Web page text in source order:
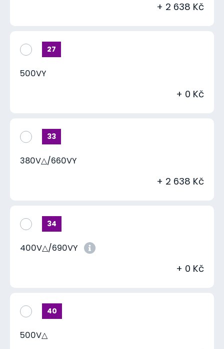
+ 2 638 Kč
27
500VY
+ 0 Kč
33
380V△/660VY
+ 2 638 Kč
34
400V△/690VY
+ 0 Kč
40
500V△